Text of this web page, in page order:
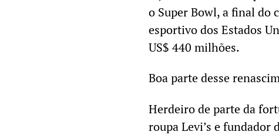
o Super Bowl, a final do
esportivo dos Estados
US$ 440 milhões.
Boa parte desse
Herdeiro de parte da
roupa Levi’s e fundador